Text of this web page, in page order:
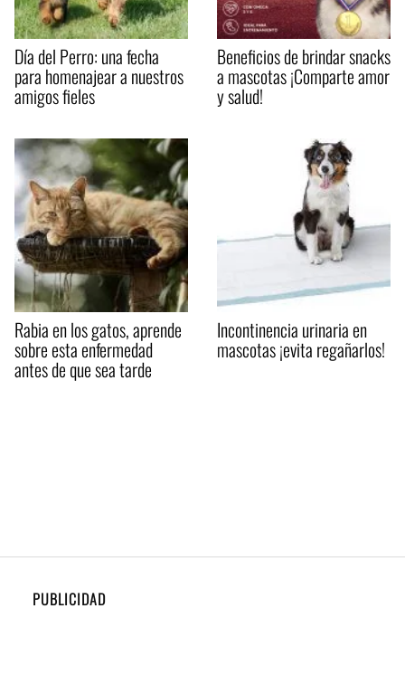
Día del Perro: una fecha
para homenajear a nuestros
amigos fieles
Beneficios de brindar snacks
a mascotas ¡Comparte amor
y salud!
Rabia en los gatos, aprende
sobre esta enfermedad
antes de que sea tarde
Incontinencia urinaria en
mascotas ¡evita regañarlos!
PUBLICIDAD